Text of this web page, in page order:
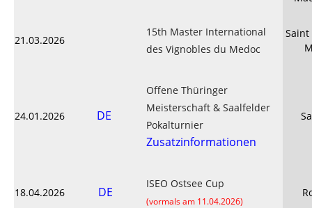
21.03.2026
15th Master International
des Vignobles du Medoc
24.01.2026 DE
Offene Thüringer
Meisterschaft & Saalfelder
Pokalturnier
Zusatzinformationen
18.04.2026 DE
ISEO Ostsee Cup
(vormals am 11.04.2026)